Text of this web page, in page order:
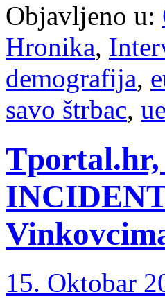
Objavljeno u:
Hronika,
demografija,
savo štrbac,
Tportal.hr,
15. Oktobar